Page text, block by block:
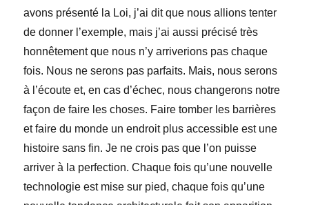
avons présenté la Loi, j’ai dit que nous allions tenter
de donner l’exemple, mais j’ai aussi précisé très
honnêtement que nous n’y arriverions pas chaque
fois. Nous ne serons pas parfaits. Mais, nous serons
à l’écoute et, en cas d’échec, nous changerons notre
façon de faire les choses. Faire tomber les barrières
et faire du monde un endroit plus accessible est une
histoire sans fin. Je ne crois pas que l’on puisse
arriver à la perfection. Chaque fois qu’une nouvelle
technologie est mise sur pied, chaque fois qu’une